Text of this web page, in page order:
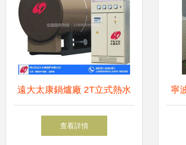
遠大太康鍋爐廠 2T立式熱水
鍋爐在環保工程中的應用
查看詳情
寧